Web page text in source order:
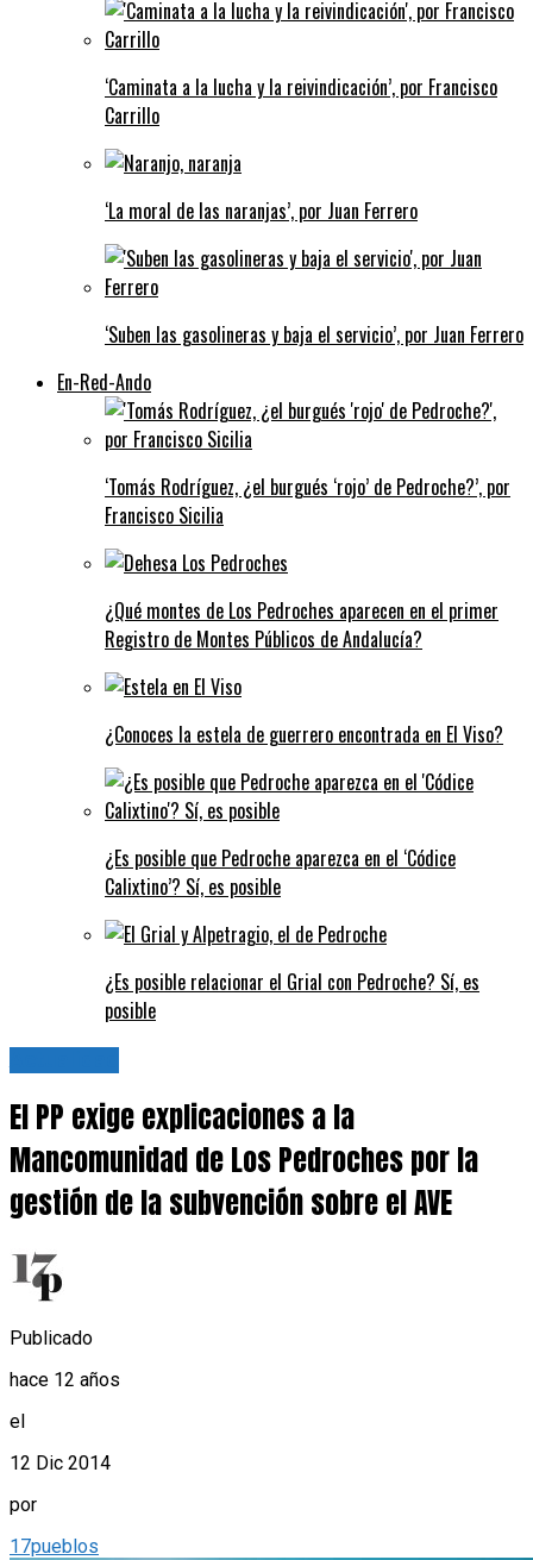
‘Caminata a la lucha y la reivindicación’, por Francisco
Carrillo
‘La moral de las naranjas’, por Juan Ferrero
‘Suben las gasolineras y baja el servicio’, por Juan Ferrero
En-Red-Ando
‘Tomás Rodríguez, ¿el burgués ‘rojo’ de Pedroche?’, por
Francisco Sicilia
¿Qué montes de Los Pedroches aparecen en el primer
Registro de Montes Públicos de Andalucía?
¿Conoces la estela de guerrero encontrada en El Viso?
¿Es posible que Pedroche aparezca en el ‘Códice
Calixtino’? Sí, es posible
¿Es posible relacionar el Grial con Pedroche? Sí, es
posible
El PP exige explicaciones a la
Mancomunidad de Los Pedroches por la
gestión de la subvención sobre el AVE
Publicado
hace 12 años
el
12 Dic 2014
por
17pueblos